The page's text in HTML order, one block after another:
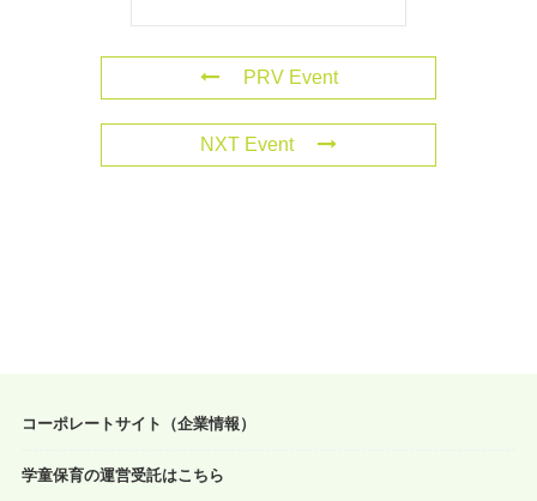
PRV Event
NXT Event
コーポレートサイト（企業情報）
学童保育の運営受託はこちら